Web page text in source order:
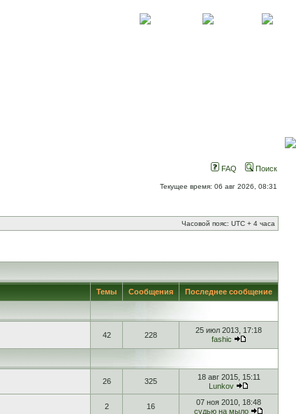
FAQ Поиск
Текущее время: 06 авг 2026, 08:31
Часовой пояс: UTC + 4 часа
Темы Сообщения Последнее сообщение
42 228
25 июл 2013, 17:18
fashic
26 325
18 авг 2015, 15:11
Lunkov
2 16
07 ноя 2010, 18:48
судью на мыло